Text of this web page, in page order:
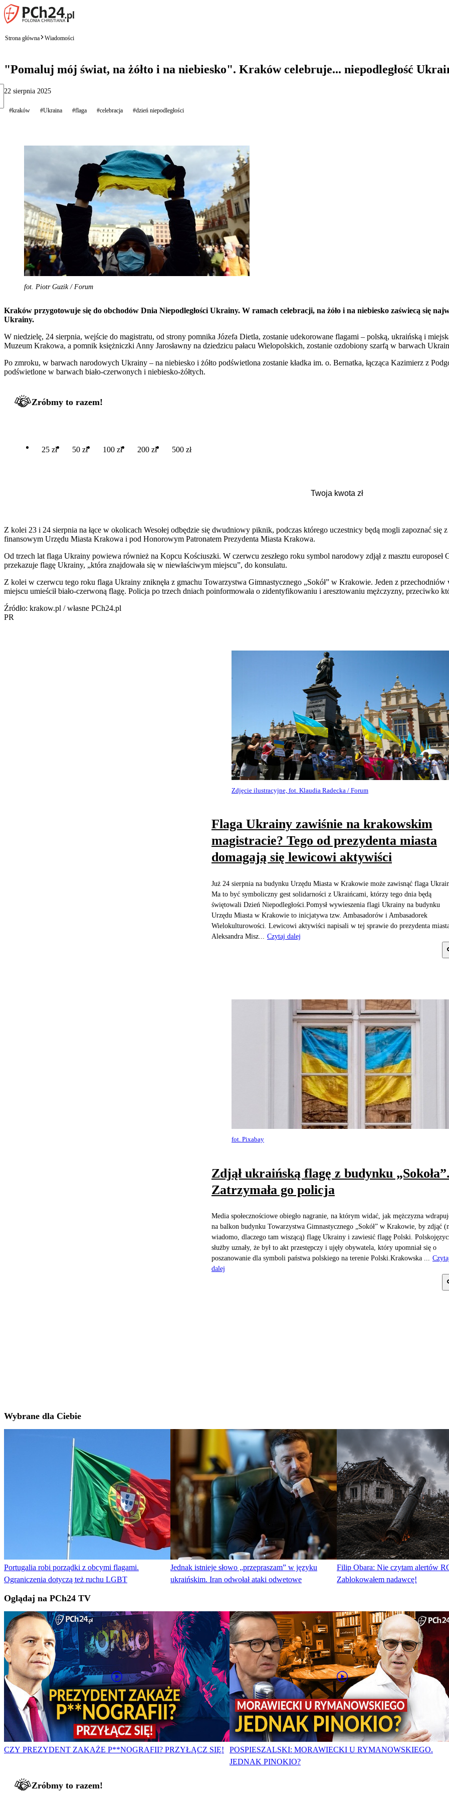
Strona główna Wiadomości
"Pomaluj mój świat, na żółto i na niebiesko". Kraków celebruje... niepodległość
22 sierpnia 2025
#kraków #Ukraina #flaga #celebracja #dzień niepodległości
fot. Piotr Guzik / Forum
Kraków przygotowuje się do obchodów Dnia Niepodległości Ukrainy. W ramach celebracji, na żóło i na niebiesko zaświecą się
Ukrainy.
W niedzielę, 24 sierpnia, wejście do magistratu, od strony pomnika Józefa Dietla, zostanie udekorowane flagami – polską, ukraińską i
Muzeum Krakowa, a pomnik księżniczki Anny Jarosławny na dziedzicu pałacu Wielopolskich, zostanie ozdobiony szarfą w barwach
Po zmroku, w barwach narodowych Ukrainy – na niebiesko i żółto podświetlona zostanie kładka im. o. Bernatka, łącząca Kazimierz z
podświetlone w barwach biało-czerwonych i niebiesko-żółtych.
Zróbmy to razem!
25 zł 50 zł 100 zł 200 zł 500 zł
Z kolei 23 i 24 sierpnia na łące w okolicach Wesołej odbędzie się dwudniowy piknik, podczas którego uczestnicy będą mogli zapoznać
finansowym Urzędu Miasta Krakowa i pod Honorowym Patronatem Prezydenta Miasta Krakowa.
Od trzech lat flaga Ukrainy powiewa również na Kopcu Kościuszki. W czerwcu zeszłego roku symbol narodowy zdjął z masztu europoseł
przekazuje flagę Ukrainy, „która znajdowała się w niewłaściwym miejscu”, do konsulatu.
Z kolei w czerwcu tego roku flaga Ukrainy zniknęła z gmachu Towarzystwa Gimnastycznego „Sokół” w Krakowie. Jeden z
miejscu umieścił biało-czerwoną flagę. Policja po trzech dniach poinformowała o zidentyfikowaniu i aresztowaniu mężczyzny, przeciwko
Źródło: krakow.pl / własne PCh24.pl
PR
Zdjęcie ilustracyjne, fot. Klaudia Radecka / Forum
Flaga Ukrainy zawiśnie na krakowskim
magistracie? Tego od prezydenta miasta
domagają się lewicowi aktywiści
Już 24 sierpnia na budynku Urzędu Miasta w Krakowie może zawisnąć flaga
Ma to być symboliczny gest solidarności z Ukraińcami, którzy tego dnia będą
świętowali Dzień Niepodległości.Pomysł wywieszenia flagi Ukrainy na budynku
Urzędu Miasta w Krakowie to inicjatywa tzw. Ambasadorów i Ambasadorek
Wielokulturowości. Lewicowi aktywiści napisali w tej sprawie do prezydenta
Aleksandra Misz...
Czytaj dalej
fot. Pixabay
Zdjął ukraińską flagę z budynku
Zatrzymała go policja
Media społecznościowe obiegło nagranie, na którym widać, jak mężczyzna
na balkon budynku Towarzystwa Gimnastycznego „Sokół” w Krakowie, by zdjąć
wiadomo, dlaczego tam wiszącą) flagę Ukrainy i zawiesić flagę Polski.
służby uznały, że był to akt przestępczy i ujęły obywatela, który upomniał się o
poszanowanie dla symboli państwa polskiego na terenie Polski.Krakowska ...
dalej
Wybrane dla Ciebie
Portugalia robi porządki z obcymi flagami.
Ograniczenia dotyczą też ruchu LGBT
Jednak istnieje słowo „przepraszam” w języku
ukraińskim. Iran odwołał ataki odwetowe
Filip Obara: Nie czytam alertów
Zablokowałem nadawcę!
Oglądaj na PCh24 TV
CZY PREZYDENT ZAKAŻE P**NOGRAFII? PRZYŁĄCZ SIĘ!
POSPIESZALSKI: MORAWIECKI U RYMANOWSKIEGO.
JEDNAK PINOKIO?
Zróbmy to razem!